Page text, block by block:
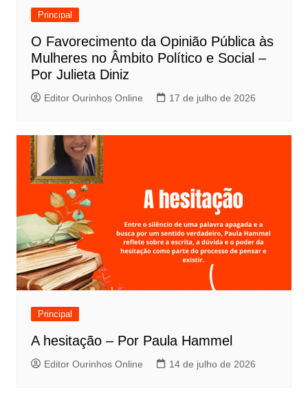
Principal
O Favorecimento da Opinião Pública às
Mulheres no Âmbito Político e Social –
Por Julieta Diniz
Editor Ourinhos Online 17 de julho de 2026
Principal
A hesitação – Por Paula Hammel
Editor Ourinhos Online 14 de julho de 2026